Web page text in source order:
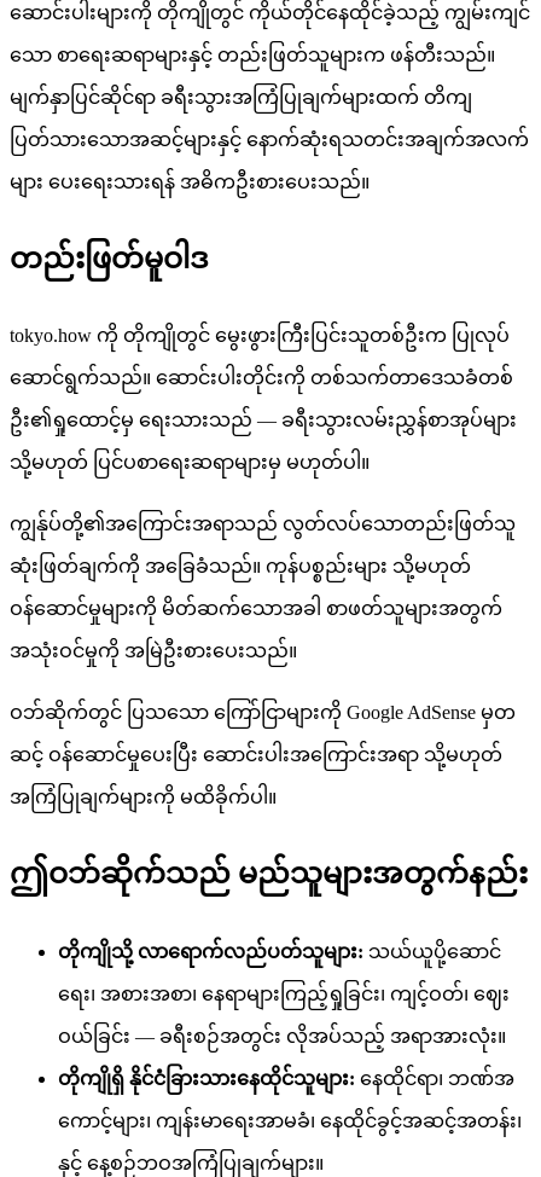
ဆောင်းပါးများကို တိုကျိုတွင် ကိုယ်တိုင်နေထိုင်ခဲ့သည့် ကျွမ်းကျင်
သော စာရေးဆရာများနှင့် တည်းဖြတ်သူများက ဖန်တီးသည်။
မျက်နှာပြင်ဆိုင်ရာ ခရီးသွားအကြံပြုချက်များထက် တိကျ
ပြတ်သားသောအဆင့်များနှင့် နောက်ဆုံးရသတင်းအချက်အလက်
များ ပေးရေးသားရန် အဓိကဦးစားပေးသည်။
တည်းဖြတ်မူဝါဒ
tokyo.how ကို တိုကျိုတွင် မွေးဖွားကြီးပြင်းသူတစ်ဦးက ပြုလုပ်
ဆောင်ရွက်သည်။ ဆောင်းပါးတိုင်းကို တစ်သက်တာဒေသခံတစ်
ဦး၏ရှုထောင့်မှ ရေးသားသည် — ခရီးသွားလမ်းညွှန်စာအုပ်များ
သို့မဟုတ် ပြင်ပစာရေးဆရာများမှ မဟုတ်ပါ။
ကျွန်ုပ်တို့၏အကြောင်းအရာသည် လွတ်လပ်သောတည်းဖြတ်သူ
ဆုံးဖြတ်ချက်ကို အခြေခံသည်။ ကုန်ပစ္စည်းများ သို့မဟုတ်
ဝန်ဆောင်မှုများကို မိတ်ဆက်သောအခါ စာဖတ်သူများအတွက်
အသုံးဝင်မှုကို အမြဲဦးစားပေးသည်။
ဝဘ်ဆိုက်တွင် ပြသသော ကြော်ငြာများကို Google AdSense မှတ
ဆင့် ဝန်ဆောင်မှုပေးပြီး ဆောင်းပါးအကြောင်းအရာ သို့မဟုတ်
အကြံပြုချက်များကို မထိခိုက်ပါ။
ဤဝဘ်ဆိုက်သည် မည်သူများအတွက်နည်း
တိုကျိုသို့ လာရောက်လည်ပတ်သူများ: သယ်ယူပို့ဆောင်
ရေး၊ အစားအစာ၊ နေရာများကြည့်ရှုခြင်း၊ ကျင့်ဝတ်၊ ဈေး
ဝယ်ခြင်း — ခရီးစဉ်အတွင်း လိုအပ်သည့် အရာအားလုံး။
တိုကျိုရှိ နိုင်ငံခြားသားနေထိုင်သူများ: နေထိုင်ရာ၊ ဘဏ်အ
ကောင့်များ၊ ကျန်းမာရေးအာမခံ၊ နေထိုင်ခွင့်အဆင့်အတန်း၊
နှင့် နေ့စဉ်ဘဝအကြံပြုချက်များ။